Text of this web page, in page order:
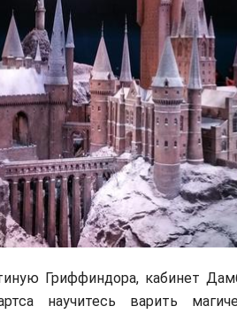
Гриффиндора, кабинет
научитесь варить